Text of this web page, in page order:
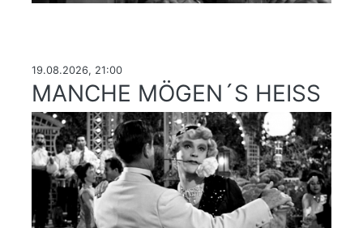
19.08.2026, 21:00
MANCHE MÖGEN´S HEISS